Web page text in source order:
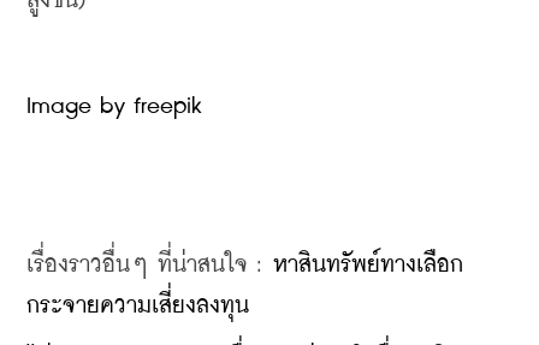
Image by freepik
เรื่องราวอื่นๆ ที่น่าสนใจ : หาสินทรัพย์ทางเลือก
กระจายความเสี่ยงลงทุน